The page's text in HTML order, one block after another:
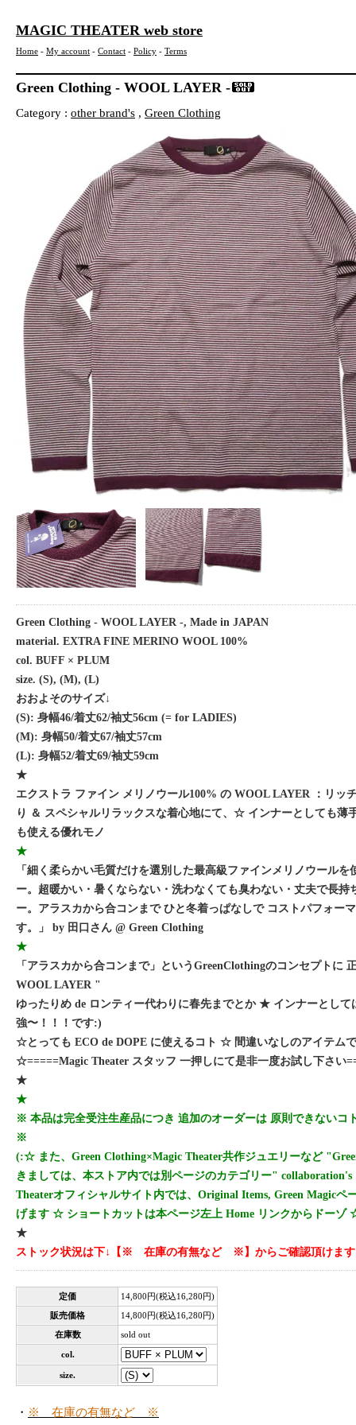
MAGIC THEATER web store
Home - My account - Contact - Policy - Terms
Green Clothing - WOOL LAYER -
Category : other brand's , Green Clothing
Green Clothing - WOOL LAYER -, Made in JAPAN
material. EXTRA FINE MERINO WOOL 100%
col. BUFF × PLUM
size. (S), (M), (L)
おおよそのサイズ↓
(S): 身幅46/着丈62/袖丈56cm (= for LADIES)
(M): 身幅50/着丈67/袖丈57cm
(L): 身幅52/着丈69/袖丈59cm
★
エクストラ ファイン メリノウール100% の WOOL LAYER ：リッ
り ＆ スペシャルリラックスな着心地にて、☆ インナーとしても薄
も使える優れモノ
★
「細く柔らかい毛質だけを選別した最高級ファインメリノウールを
ー。超暖かい・暑くならない・洗わなくても臭わない・丈夫で長持
ー。アラスカから合コンまで ひと冬着っぱなしで コストパフォー
す。」 by 田口さん @ Green Clothing
★
「アラスカから合コンまで」というGreenClothingのコンセプトに
WOOL LAYER "
ゆったりめ de ロンティー代わりに春先までとか ★ インナーとして
強〜！！！です:)
☆とっても ECO de DOPE に使えるコト ☆ 間違いなしのアイテム
☆=====Magic Theater スタッフ 一押しにて是非一度お試し下さい
★
★
※ 本品は完全受注生産品につき 追加のオーダーは 原則できないコ
※
(:☆ また、Green Clothing×Magic Theater共作ジュエリーなど
きましては、本ストア内では別ページのカテゴリー"
Theaterオフィシャルサイト内では、Original Items, Green Magicペ
げます ☆ ショートカットは本ページ左上 Home リンクからドーゾ
★
ストック状況は下↓【※ 在庫の有無など ※】からご確認頂けます
定価
14,800円(税込16,280円)
販売価格
14,800円(税込16,280円)
在庫数
sold out
col.
size.
・ ※ 在庫の有無など ※